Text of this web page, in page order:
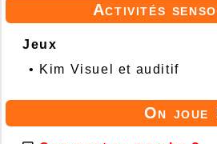
Activités
Jeux
• Kim Visuel et auditif
On joue